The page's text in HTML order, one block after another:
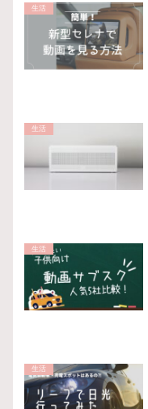
生活
生活
生活
生活